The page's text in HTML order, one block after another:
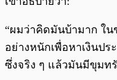
“ผมว่าคิดมันบ้ามาก ใ
อย่างหนักเพื่อหาเงินป
ซึ่งจริง ๆ แล้วมันมีขุมท